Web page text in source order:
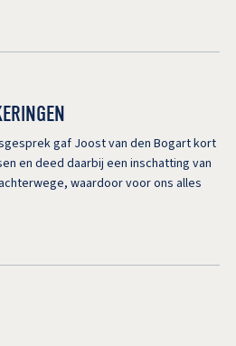
gaf Joost van den Bogart kort
en deed daarbij een inschatting van
waardoor voor ons alles